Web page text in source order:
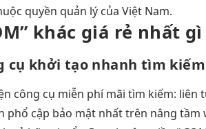
quyền quản lý của Việt Nam.
khác giá rẻ nhất gì
cụ khởi tạo nhanh tìm kiếm
công cụ miễn phí mãi tìm kiếm: liên
phổ cập bảo mật nhất trên nâng tầm